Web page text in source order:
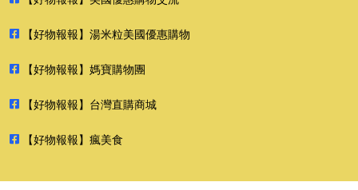
【好物報報】湯米粒美國優惠購物
【好物報報】媽寶購物團
【好物報報】台灣直購商城
【好物報報】瘋美食